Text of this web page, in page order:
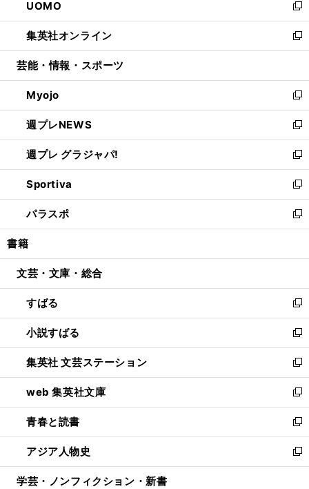
く
で
開
く
ド
ウ
で
開
ィ
ン
ド
ウ
開
く
い
ウ
ィ
ン
ウ
で
開
く
UOMO
新
し
い
ウ
ン
ド
ウ
で
開
く
集英社オンライン
新
し
ウ
ィ
ン
ド
ウ
で
開
く
芸能・情報・スポーツ
Myojo
新
し
い
ウ
ィ
ン
ド
ウ
で
開
週プレNEWS
新
し
い
ウ
ィ
ン
ド
ウ
開
週プレ グラジャパ!
新
し
い
ウ
ィ
ン
ウ
開
く
Sportiva
新
し
い
ウ
ン
ウ
で
開
く
パラスポ
新
し
ウ
ン
ド
ウ
で
開
く
書籍
文芸・文庫・総合
すばる
新
し
い
ウ
ィ
ン
ド
ウ
で
開
く
小説すばる
新
し
い
ウ
ィ
ン
ド
ウ
で
開
集英社 文芸ステーション
新
し
い
ウ
ィ
ン
ド
ウ
web 集英社文庫
新
し
い
ウ
ィ
ン
青春と読書
新
し
い
ウ
アジア人物史
新
し
学芸・ノンフィクション・新書